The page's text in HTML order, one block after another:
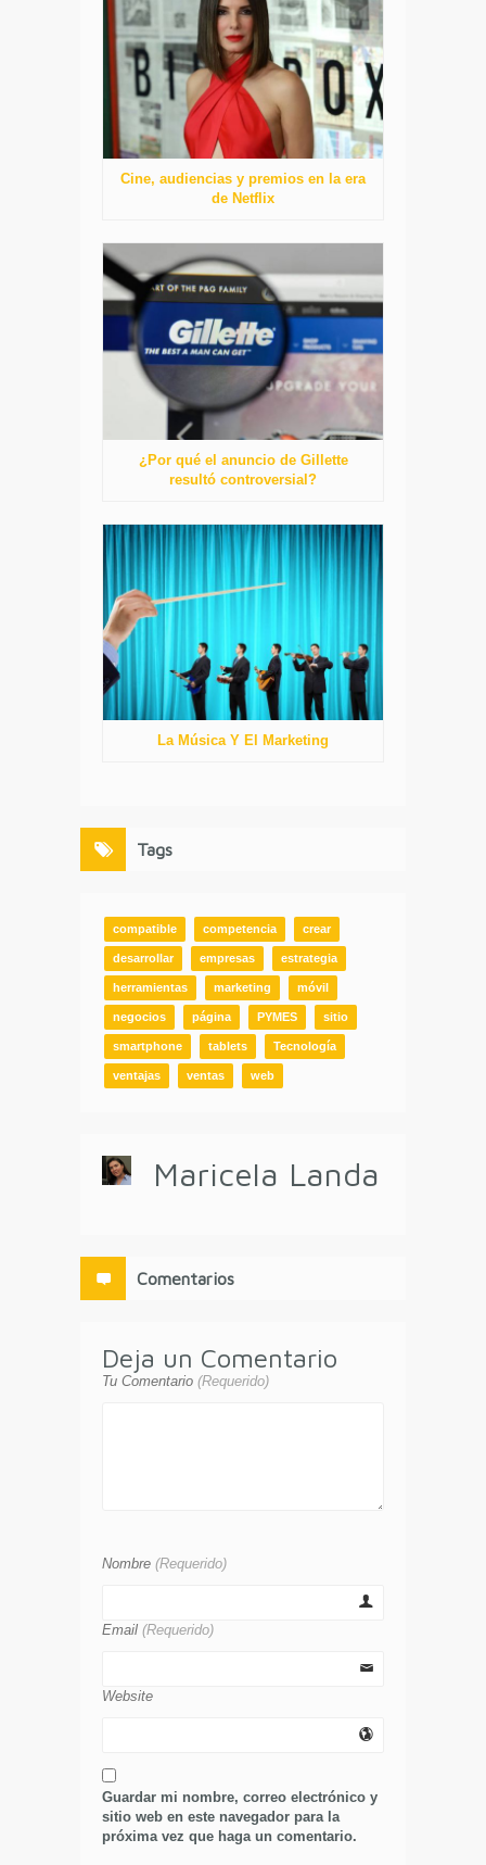
Cine, audiencias y premios en la era
de Netflix
¿Por qué el anuncio de Gillette
resultó controversial?
La Música Y El Marketing
Tags
compatible competencia crear
desarrollar empresas estrategia
herramientas marketing móvil
negocios página PYMES sitio
smartphone tablets Tecnología
ventajas ventas web
Maricela Landa
Comentarios
Deja un Comentario
Tu Comentario (Requerido)
Nombre (Requerido)
Email (Requerido)
Website
Guardar mi nombre, correo electrónico y
sitio web en este navegador para la
próxima vez que haga un comentario.